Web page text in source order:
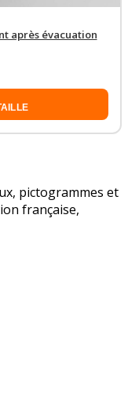
après évacuation
pictogrammes et
française,